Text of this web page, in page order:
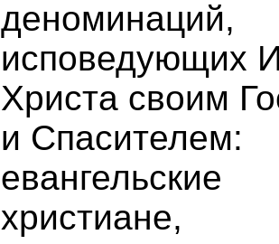
деноминаций,
исповедующих
Христа своим
и Спасителем:
евангельские
христиане,